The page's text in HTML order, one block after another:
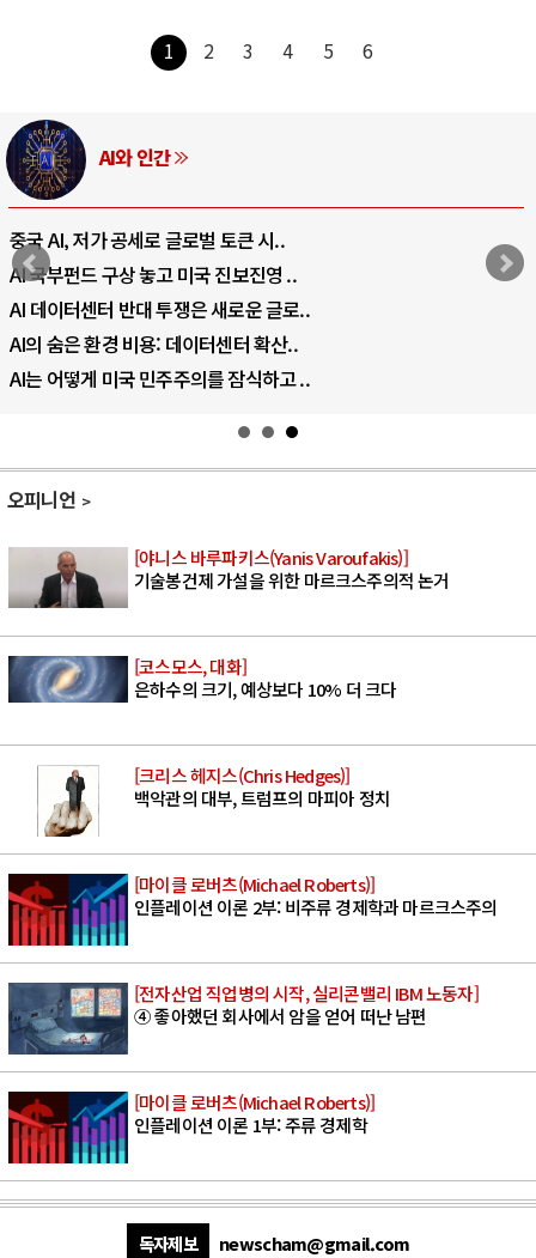
1 2 3 4 5 6
AI와 인간
중국 AI, 저가 공세로 글로벌 토큰 시..
AI 국부펀드 구상 놓고 미국 진보진영 ..
AI 데이터센터 반대 투쟁은 새로운 글로..
AI의 숨은 환경 비용: 데이터센터 확산..
AI는 어떻게 미국 민주주의를 잠식하고 ..
오피니언
[야니스 바루파키스(Yanis Varoufakis)]
기술봉건제 가설을 위한 마르크스주의적 논거
[코스모스, 대화]
은하수의 크기, 예상보다 10% 더 크다
[크리스 헤지스(Chris Hedges)]
백악관의 대부, 트럼프의 마피아 정치
[마이클 로버츠(Michael Roberts)]
인플레이션 이론 2부: 비주류 경제학과 마르크스주의
[전자산업 직업병의 시작, 실리콘밸리 IBM 노동자]
④ 좋아했던 회사에서 암을 얻어 떠난 남편
[마이클 로버츠(Michael Roberts)]
인플레이션 이론 1부: 주류 경제학
독자제보 newscham@gmail.com